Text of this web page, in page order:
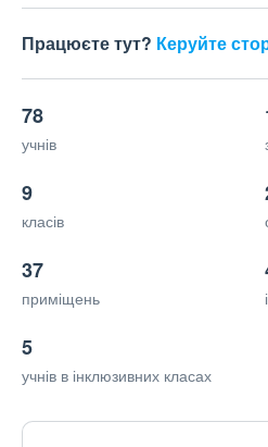
Працюєте тут? Керуйте
78
учнів
9
класів
37
приміщень
5
учнів в інклюзивних класах